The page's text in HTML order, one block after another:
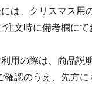
は、クリスマス用
注文時に備考欄にて
用の際は、商品説
確認のうえ、先方